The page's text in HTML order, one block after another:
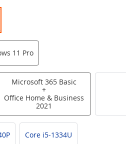
11 Pro
Microsoft 365 Basic
+
Office Home & Business
2021
Core i5-1334U